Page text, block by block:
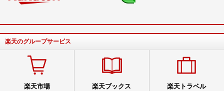
楽天のグループサービス
楽天市場 楽天ブックス 楽天トラベル